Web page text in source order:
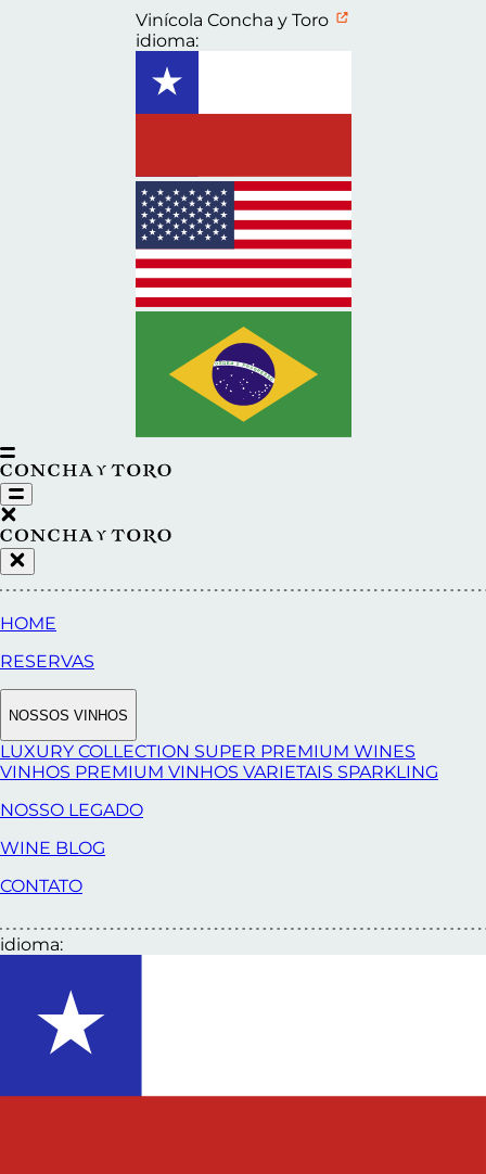
Vinícola Concha y Toro
idioma:
HOME
RESERVAS
NOSSOS VINHOS
LUXURY COLLECTION SUPER PREMIUM WINES
VINHOS PREMIUM VINHOS VARIETAIS SPARKLING
NOSSO LEGADO
WINE BLOG
CONTATO
idioma: